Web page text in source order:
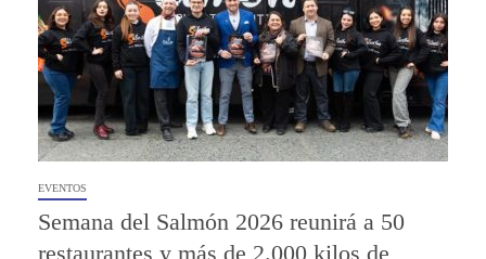
EVENTOS
Semana del Salmón 2026 reunirá a 50
restaurantes y más de 2.000 kilos de